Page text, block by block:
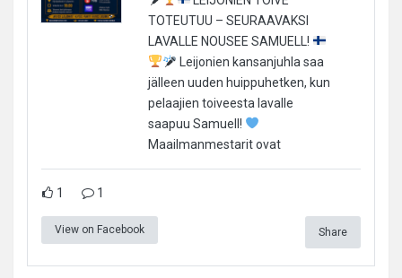
TOTEUTUU – SEURAAVAKSI
LAVALLE NOUSEE SAMUELL!
Leijonien kansanjuhla saa
jälleen uuden huippuhetken, kun
pelaajien toiveesta lavalle
saapuu Samuell!
Maailmanmestarit ovat
1 1
View on Facebook Share